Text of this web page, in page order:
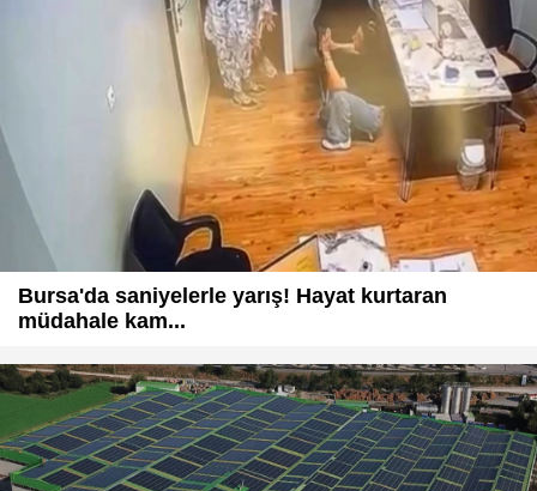
Bursa'da saniyelerle yarış! Hayat kurtaran
müdahale kam...